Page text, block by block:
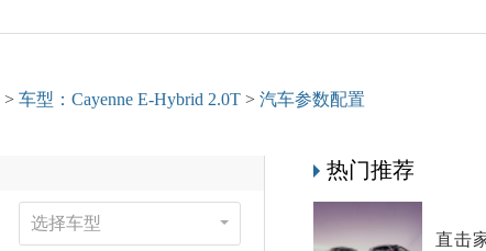
>车型：Cayenne E-Hybrid 2.0T >汽车参数配置
选择车型
热门推荐
直击